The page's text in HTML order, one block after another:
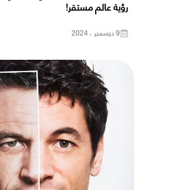
رؤية عالم مستقر!
9 ديسمبر ، 2024